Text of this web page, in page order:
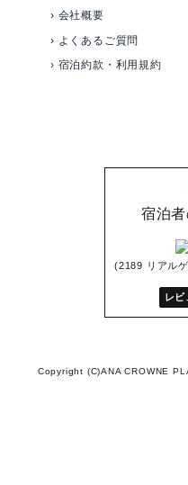
› 会社概要
› よくあるご質問
› 宿泊約款・利用規約
宿泊者
(2189 リアル
レビ
Copyright (C)ANA CROWNE